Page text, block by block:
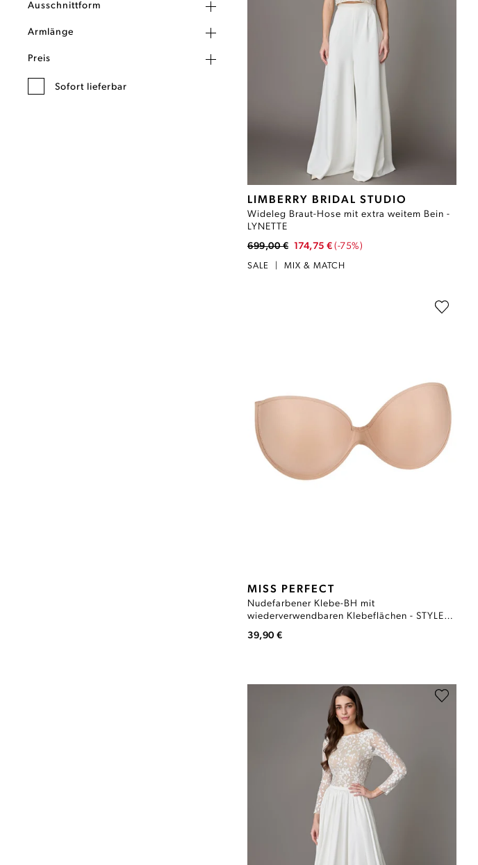
Ausschnittform
Armlänge
Preis
Sofort lieferbar
LIMBERRY BRIDAL STUDIO
Wideleg Braut-Hose mit extra weitem Bein -
LYNETTE
699,00 € 174,75 € (-75%)
SALE MIX & MATCH
MISS PERFECT
Nudefarbener Klebe-BH mit
wiederverwendbaren Klebeflächen - STYLE
39,90 €